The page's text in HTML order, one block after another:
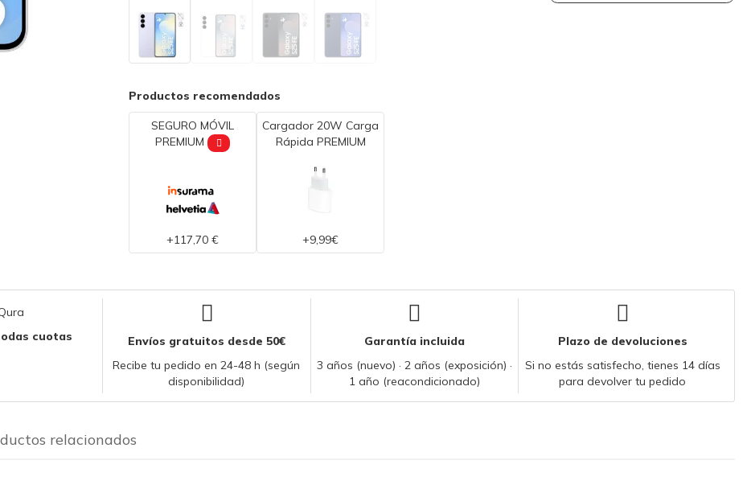
Productos recomendados
SEGURO MÓVIL
PREMIUM
+117,70 €
Cargador 20W Carga
Rápida PREMIUM
+9,99€
cuotas
Envíos gratuitos desde 50€
Recibe tu pedido en 24-48 h (según
disponibilidad)
Garantía incluida
3 años (nuevo) · 2 años (exposición) ·
1 año (reacondicionado)
Plazo de devoluciones
Si no estás satisfecho, tienes 14 días
para devolver tu pedido
relacionados